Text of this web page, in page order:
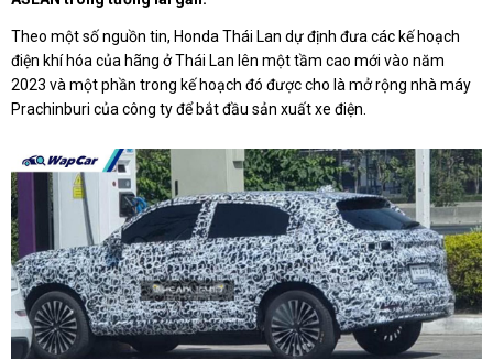
Theo một số nguồn tin, Honda Thái Lan dự định đưa các kế hoạch
điện khí hóa của hãng ở Thái Lan lên một tầm cao mới vào năm
2023 và một phần trong kế hoạch đó được cho là mở rộng nhà máy
Prachinburi của công ty để bắt đầu sản xuất xe điện.